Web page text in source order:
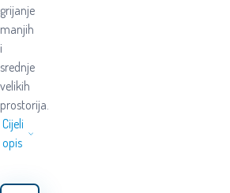
grijanje
manjih
i
srednje
velikih
prostorija.
Cijeli
opis